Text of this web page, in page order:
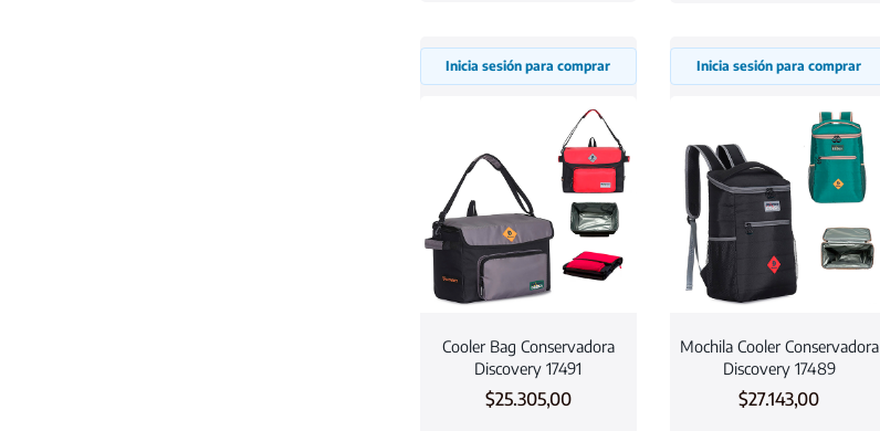
Inicia sesión para comprar
Cooler Bag Conservadora
Discovery 17491
$25.305,00
Inicia sesión para comprar
Mochila Cooler Conservadora
Discovery 17489
$27.143,00